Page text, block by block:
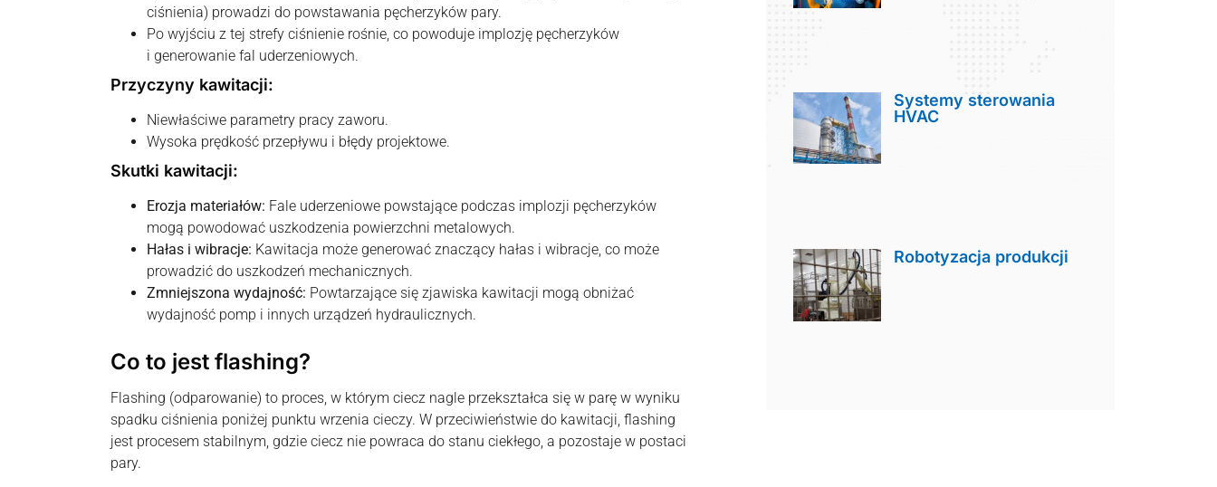
ciśnienia) prowadzi do powstawania pęcherzyków pary.
Po wyjściu z tej strefy ciśnienie rośnie, co powoduje implozję pęcherzyków
i generowanie fal uderzeniowych.
Przyczyny kawitacji:
Niewłaściwe parametry pracy zaworu.
Wysoka prędkość przepływu i błędy projektowe.
Skutki kawitacji:
Erozja materiałów: Fale uderzeniowe powstające podczas implozji pęcherzyków
mogą powodować uszkodzenia powierzchni metalowych.
Hałas i wibracje: Kawitacja może generować znaczący hałas i wibracje, co może
prowadzić do uszkodzeń mechanicznych.
Zmniejszona wydajność: Powtarzające się zjawiska kawitacji mogą obniżać
wydajność pomp i innych urządzeń hydraulicznych.
Co to jest flashing?
Flashing (odparowanie) to proces, w którym ciecz nagle przekształca się w parę w wyniku
spadku ciśnienia poniżej punktu wrzenia cieczy. W przeciwieństwie do kawitacji, flashing
jest procesem stabilnym, gdzie ciecz nie powraca do stanu ciekłego, a pozostaje w postaci
pary.
Systemy sterowania
HVAC
Robotyzacja produkcji